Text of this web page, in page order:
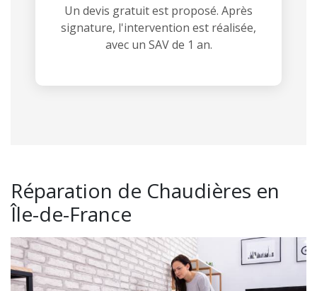
Un devis gratuit est proposé. Après
signature, l'intervention est réalisée,
avec un SAV de 1 an.
Réparation de Chaudières en
Île-de-France